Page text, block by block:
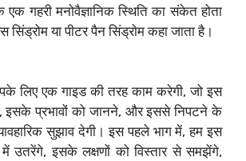
गहरी मनोवैज्ञानिक स्थिति का संकेत होता
सिंड्रोम या पीटर पैन सिंड्रोम कहा जाता है।
लिए एक गाइड की तरह काम करेगी, जो इस
इसके प्रभावों को जानने, और इससे निपटने के
सुझाव देगी। इस पहले भाग में, हम इस
में उतरेंगे, इसके लक्षणों को विस्तार से समझेंगे,